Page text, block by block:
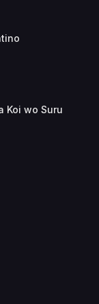
Koi wo Suru